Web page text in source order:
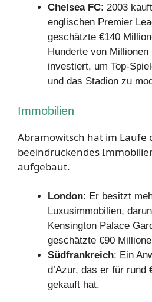
Chelsea FC: 2003
englischen Premier
geschätzte €140
Hunderte von
investiert, um Top-
und das Stadion zu
Immobilien
Abramowitsch hat im Laufe
beeindruckendes
aufgebaut.
London: Er besitzt
Luxusimmobilien,
Kensington Palace
geschätzte €90
Südfrankreich: Ein
d’Azur, das er für rund
gekauft hat.